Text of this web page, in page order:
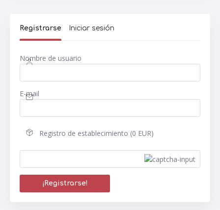
Registrarse Iniciar sesión
Nombre de usuario
E-mail
Registro de establecimiento (0 EUR)